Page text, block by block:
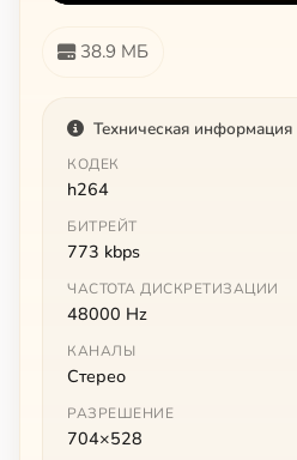
38.9 МБ
Техническая информация
КОДЕК
h264
БИТРЕЙТ
773 kbps
ЧАСТОТА ДИСКРЕТИЗАЦИИ
48000 Hz
КАНАЛЫ
Стерео
РАЗРЕШЕНИЕ
704×528